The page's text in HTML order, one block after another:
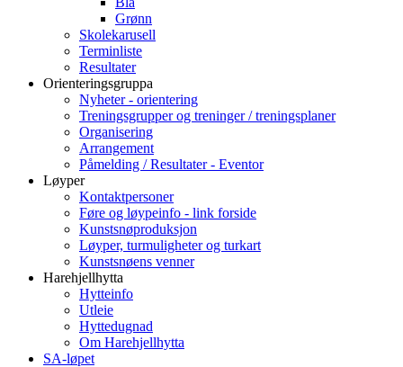
Grønn
Skolekarusell
Terminliste
Resultater
Orienteringsgruppa
Nyheter - orientering
Treningsgrupper og treninger / treningsplaner
Organisering
Arrangement
Påmelding / Resultater - Eventor
Løyper
Kontaktpersoner
Føre og løypeinfo - link forside
Kunstsnøproduksjon
Løyper, turmuligheter og turkart
Kunstsnøens venner
Harehjellhytta
Hytteinfo
Utleie
Hyttedugnad
Om Harehjellhytta
SA-løpet